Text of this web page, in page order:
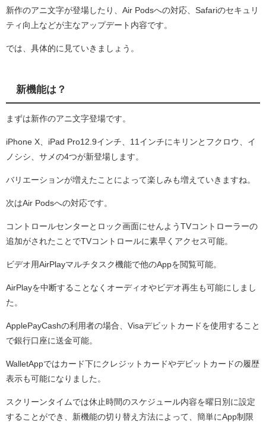
新作のアニ文字が登場したり、Air Podsへの対応、Safariのセキュリ
ティ向上などが主なアップデート内容です。
では、具体的に見ていきましょう。
新機能は？
まずは新作のアニ文字登場です。
iPhone X、iPad Pro12.9インチ、11インチにキリンとフクロウ、イ
ノシシ、サメの4つが新登場します。
バリエーションが増えたことによって楽しみも増えていきますね。
次はAir Podsへの対応です。
コントロールセンターとロック画面にせんようTVコントローラーの
追加がされたことでTVコントロールに素早くアクセス可能。
ビデオ用AirPlayマルチタスク機能で他のAppを閲覧可能。
AirPlayを中断することなくオーディオやビデオ再生も可能にしまし
た。
ApplePayCashの利用者の場合、Visaデビットカードを使用すること
で銀行口座に送金可能。
WalletAppではカード下にクレジットカードやデビットカードの履歴
表示も可能になりました。
スクリーンタイムでは休止時間のスケジュール内容を曜日別に設定
することができ、新機能の切り替え方法によって、簡単にApp制限